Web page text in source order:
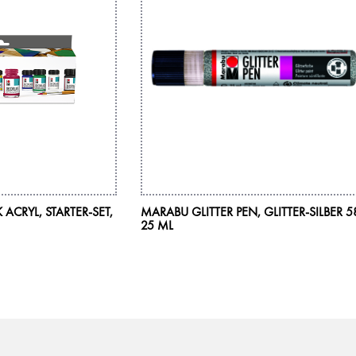
STARTER-SET,
MARABU GLITTER PEN, GLITTER-SILBER
25 ML